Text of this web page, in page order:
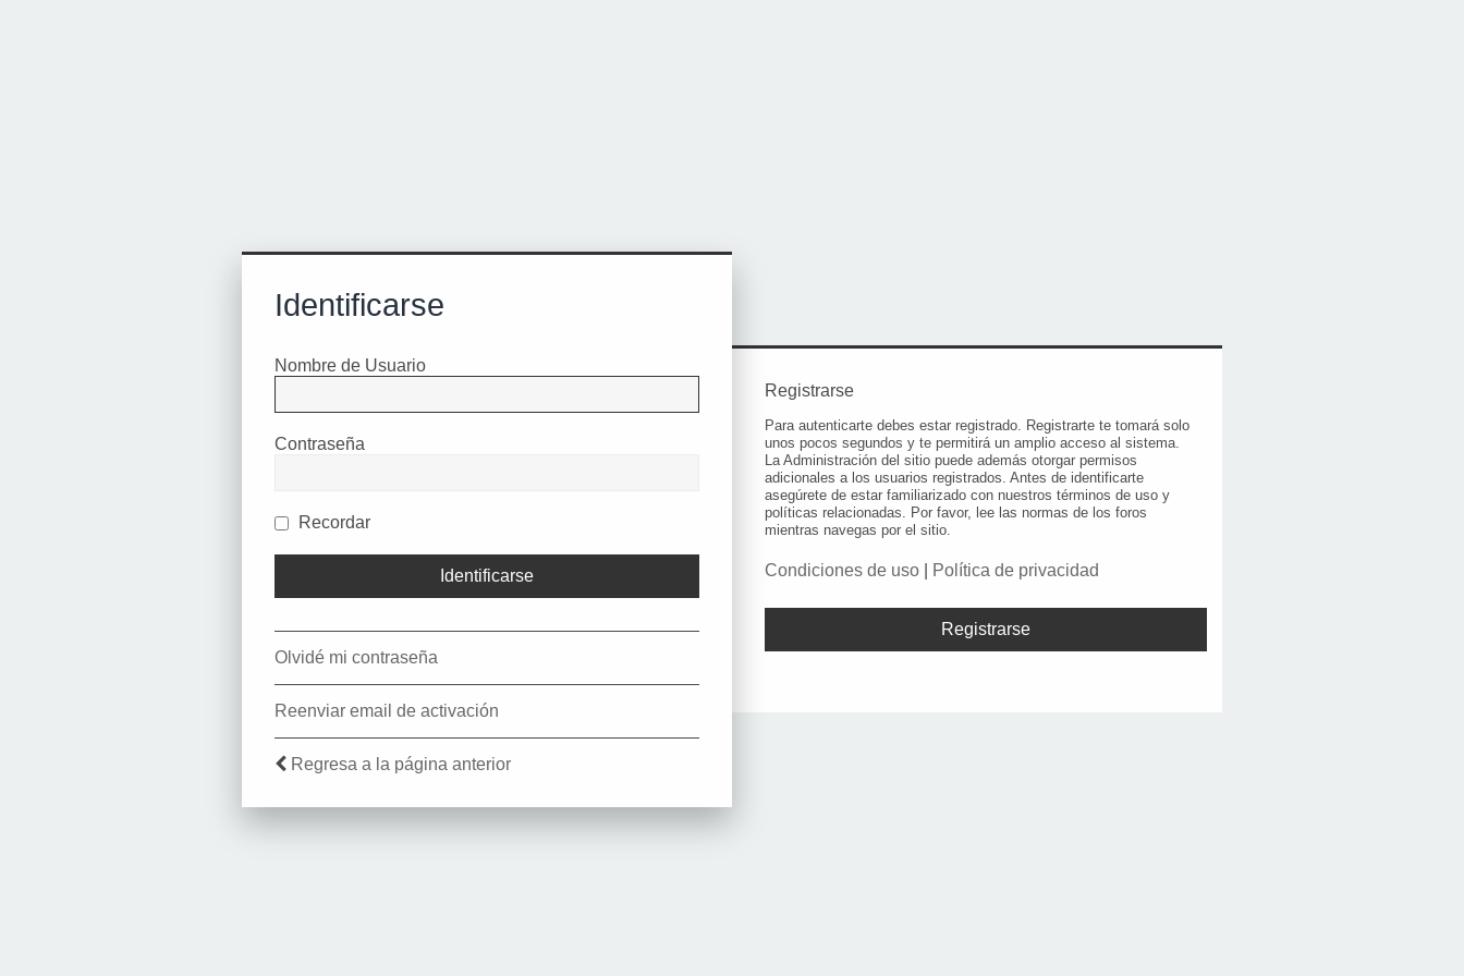
Identificarse
Nombre de Usuario
Contraseña
Recordar
Olvidé mi contraseña
Reenviar email de activación
Regresa a la página anterior
Registrarse
Para autenticarte debes estar registrado. Registrarte te tomará solo
unos pocos segundos y te permitirá un amplio acceso al sistema.
La Administración del sitio puede además otorgar permisos
adicionales a los usuarios registrados. Antes de identificarte
asegúrete de estar familiarizado con nuestros términos de uso y
políticas relacionadas. Por favor, lee las normas de los foros
mientras navegas por el sitio.
Condiciones de uso Política de privacidad
Registrarse